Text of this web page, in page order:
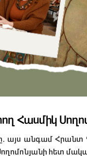
Հասմիկ
այս անգամ Հրանտ
հետ